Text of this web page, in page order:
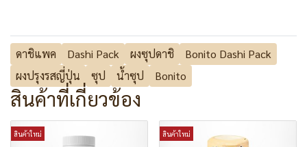
ดาชิแพค Dashi Pack ผงซุปดาชิ
Bonito Dashi Pack
ผงปรุงรสญี่ปุ่น
ซุป น้ำซุป Bonito
สินค้าที่เกี่ยวข้อง
สินค้าใหม่ สินค้าใหม่